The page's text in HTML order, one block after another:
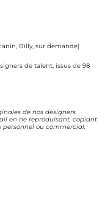
Billy, sur demande)
de talent, issus de 98
de nos designers
en ne reproduisant, copiant
ou commercial.